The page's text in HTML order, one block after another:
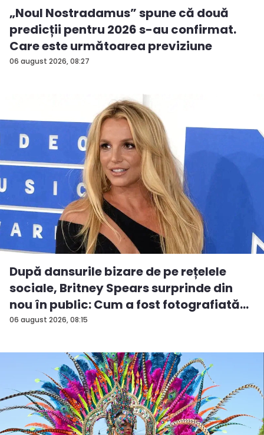
06 august 2026, 08:27
„Noul Nostradamus” spune că două
predicții pentru 2026 s-au confirmat.
Care este următoarea previziune
06 august 2026, 08:15
După dansurile bizare de pe rețelele
sociale, Britney Spears surprinde din
nou în public: Cum a fost fotografiată
î...